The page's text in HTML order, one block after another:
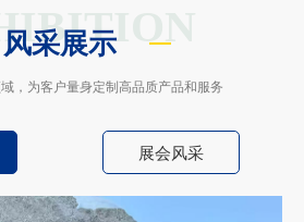
风采展示
，为客户量身定制高品质产品和服务
展会风采